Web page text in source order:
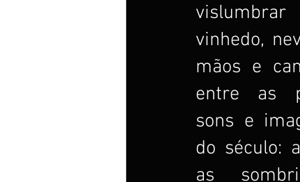
vinhedo,
mãos e
entre as
sons e
do século:
as